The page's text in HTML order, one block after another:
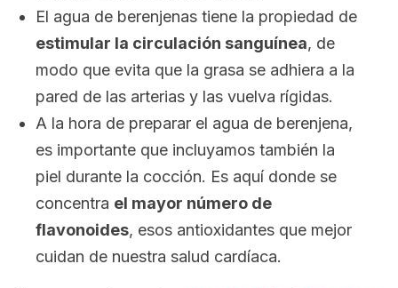
El agua de berenjenas tiene la propiedad de
estimular la circulación sanguínea, de
modo que evita que la grasa se adhiera a la
pared de las arterias y las vuelva rígidas.
A la hora de preparar el agua de berenjena,
es importante que incluyamos también la
piel durante la cocción. Es aquí donde se
concentra el mayor número de
flavonoides, esos antioxidantes que mejor
cuidan de nuestra salud cardíaca.